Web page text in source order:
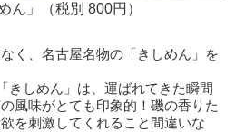
ん」（税別 800円）
く、名古屋名物の「きしめん」を
きしめん」は、運ばれてきた瞬間
風味がとても印象的！磯の香りた
を刺激してくれること間違いな